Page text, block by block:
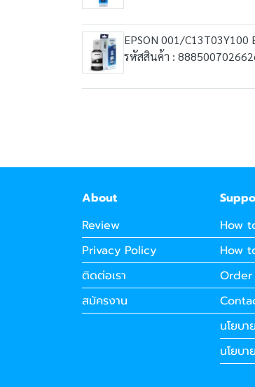
EPSON 001/
รหัสสินค้า :
About
Review
Privacy Policy
ติดต่อเรา
สมัครงาน
How
How
Order
นโยบ
นโยบา